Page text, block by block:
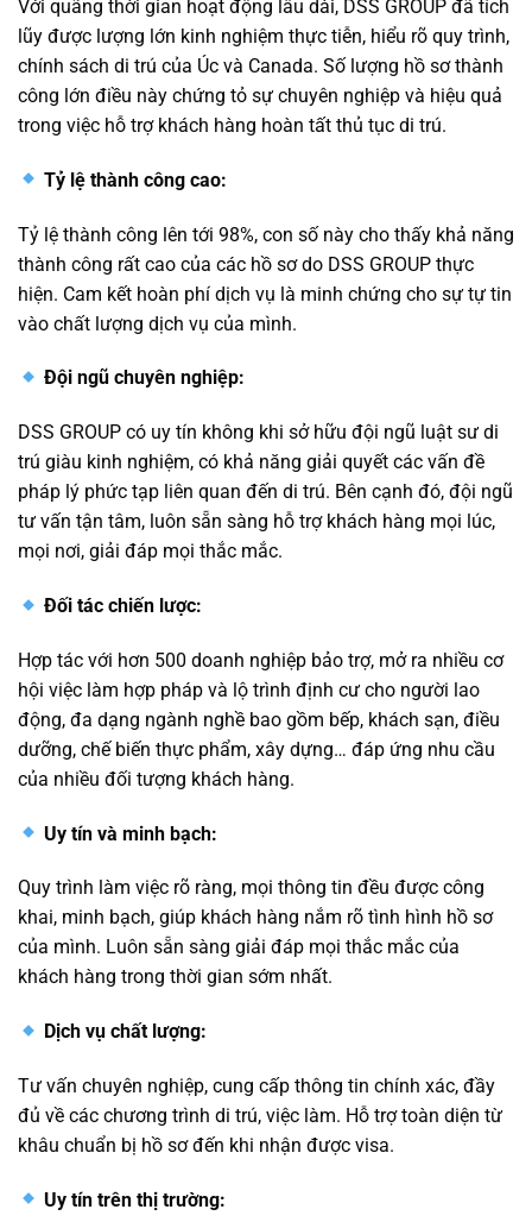
Với quãng thời gian hoạt động lâu dài, DSS GROUP đã tích
lũy được lượng lớn kinh nghiệm thực tiễn, hiểu rõ quy trình,
chính sách di trú của Úc và Canada. Số lượng hồ sơ thành
công lớn điều này chứng tỏ sự chuyên nghiệp và hiệu quả
trong việc hỗ trợ khách hàng hoàn tất thủ tục di trú.
Tỷ lệ thành công cao:
Tỷ lệ thành công lên tới 98%, con số này cho thấy khả năng
thành công rất cao của các hồ sơ do DSS GROUP thực
hiện. Cam kết hoàn phí dịch vụ là minh chứng cho sự tự tin
vào chất lượng dịch vụ của mình.
Đội ngũ chuyên nghiệp:
DSS GROUP có uy tín không khi sở hữu đội ngũ luật sư di
trú giàu kinh nghiệm, có khả năng giải quyết các vấn đề
pháp lý phức tạp liên quan đến di trú. Bên cạnh đó, đội ngũ
tư vấn tận tâm, luôn sẵn sàng hỗ trợ khách hàng mọi lúc,
mọi nơi, giải đáp mọi thắc mắc.
Đối tác chiến lược:
Hợp tác với hơn 500 doanh nghiệp bảo trợ, mở ra nhiều cơ
hội việc làm hợp pháp và lộ trình định cư cho người lao
động, đa dạng ngành nghề bao gồm bếp, khách sạn, điều
dưỡng, chế biến thực phẩm, xây dựng… đáp ứng nhu cầu
của nhiều đối tượng khách hàng.
Uy tín và minh bạch:
Quy trình làm việc rõ ràng, mọi thông tin đều được công
khai, minh bạch, giúp khách hàng nắm rõ tình hình hồ sơ
của mình. Luôn sẵn sàng giải đáp mọi thắc mắc của
khách hàng trong thời gian sớm nhất.
Dịch vụ chất lượng:
Tư vấn chuyên nghiệp, cung cấp thông tin chính xác, đầy
đủ về các chương trình di trú, việc làm. Hỗ trợ toàn diện từ
khâu chuẩn bị hồ sơ đến khi nhận được visa.
Uy tín trên thị trường: